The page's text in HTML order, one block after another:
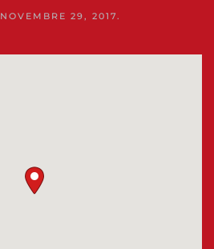
NOVEMBRE 29, 2017.